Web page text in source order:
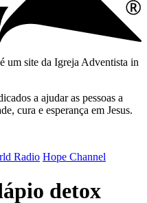
um site da Igreja Adventista in
a ajudar as pessoas a
cura e esperança em Jesus.
Radio Hope Channel
detox